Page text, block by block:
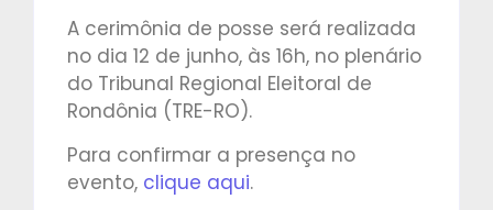
A cerimônia de posse será realizada
no dia 12 de junho, às 16h, no plenário
do Tribunal Regional Eleitoral de
Rondônia (TRE-RO).
Para confirmar a presença no
evento, clique aqui.